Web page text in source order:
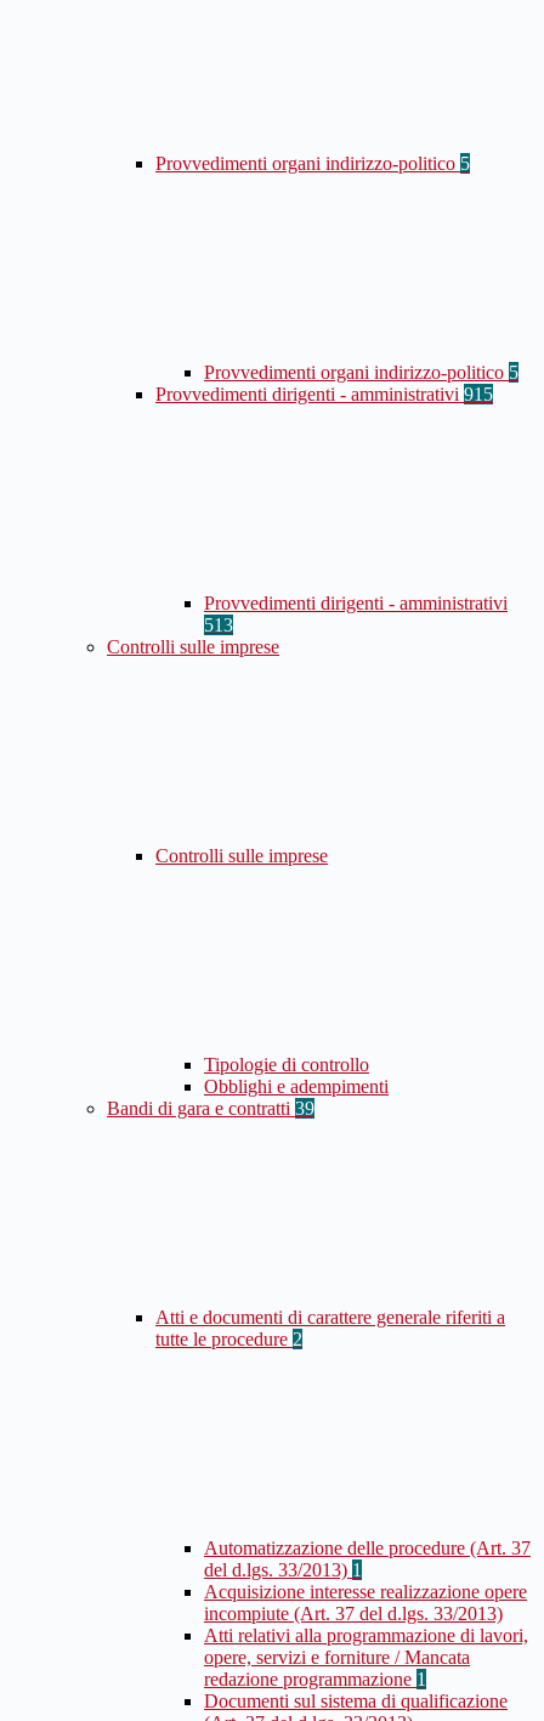
Provvedimenti organi indirizzo-politico 5
Provvedimenti organi indirizzo-politico 5
Provvedimenti dirigenti - amministrativi 915
Provvedimenti dirigenti - amministrativi
513
Controlli sulle imprese
Controlli sulle imprese
Tipologie di controllo
Obblighi e adempimenti
Bandi di gara e contratti 39
Atti e documenti di carattere generale riferiti a
tutte le procedure 2
Automatizzazione delle procedure (Art. 37
del d.lgs. 33/2013) 1
Acquisizione interesse realizzazione opere
incompiute (Art. 37 del d.lgs. 33/2013)
Atti relativi alla programmazione di lavori,
opere, servizi e forniture / Mancata
redazione programmazione 1
Documenti sul sistema di qualificazione